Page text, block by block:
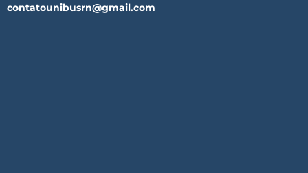
contatounibusrn@gmail.com